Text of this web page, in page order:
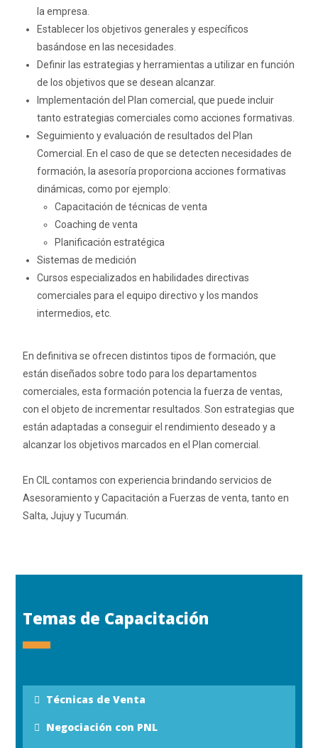
la empresa.
Establecer los objetivos generales y específicos
basándose en las necesidades.
Definir las estrategias y herramientas a utilizar en función
de los objetivos que se desean alcanzar.
Implementación del Plan comercial, que puede incluir
tanto estrategias comerciales como acciones formativas.
Seguimiento y evaluación de resultados del Plan
Comercial. En el caso de que se detecten necesidades de
formación, la asesoría proporciona acciones formativas
dinámicas, como por ejemplo:
Capacitación de técnicas de venta
Coaching de venta
Planificación estratégica
Sistemas de medición
Cursos especializados en habilidades directivas
comerciales para el equipo directivo y los mandos
intermedios, etc.
En definitiva se ofrecen distintos tipos de formación, que
están diseñados sobre todo para los departamentos
comerciales, esta formación potencia la fuerza de ventas,
con el objeto de incrementar resultados. Son estrategias que
están adaptadas a conseguir el rendimiento deseado y a
alcanzar los objetivos marcados en el Plan comercial.
En CIL contamos con experiencia brindando servicios de
Asesoramiento y Capacitación a Fuerzas de venta, tanto en
Salta, Jujuy y Tucumán.
Temas de Capacitación
Técnicas de Venta
Negociación con PNL